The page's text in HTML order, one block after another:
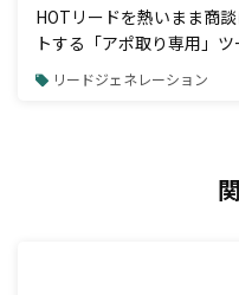
HOTリードを熱いまま商
トする「アポ取り専用」
リードジェネレーション